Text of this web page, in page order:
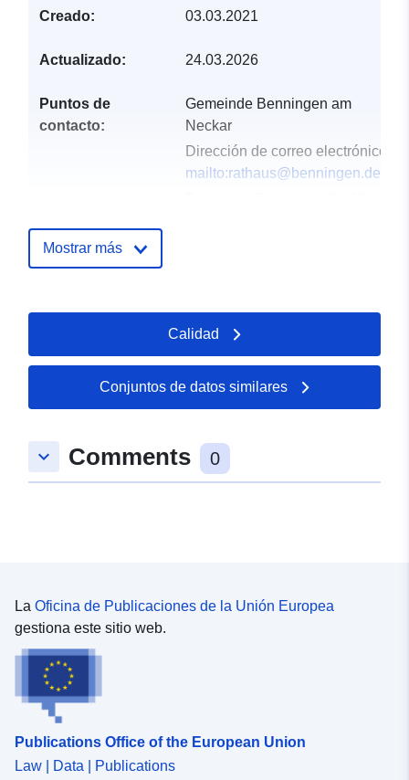
Creado: 03.03.2021
Actualizado: 24.03.2026
Puntos de
contacto:
Gemeinde Benningen am
Neckar
Dirección de correo electrónico:
mailto:rathaus@benningen.de
Registro del
Añadido a data.europa.eu: 21
February 2026
Actualizado en data.europa.eu:
25 July 2026
48.9461788 ], [ 9.2477721,
48.9461788 ], [ 9.2477721,
Conforme a:
Recurso:
uriRef:
Mostrar más
Calidad
Conjuntos de datos similares
keyboard_arrow_down Comments 0
La Oficina de Publicaciones de la Unión Europea
gestiona este sitio web.
Publications Office of the European Union
Law | Data | Publications